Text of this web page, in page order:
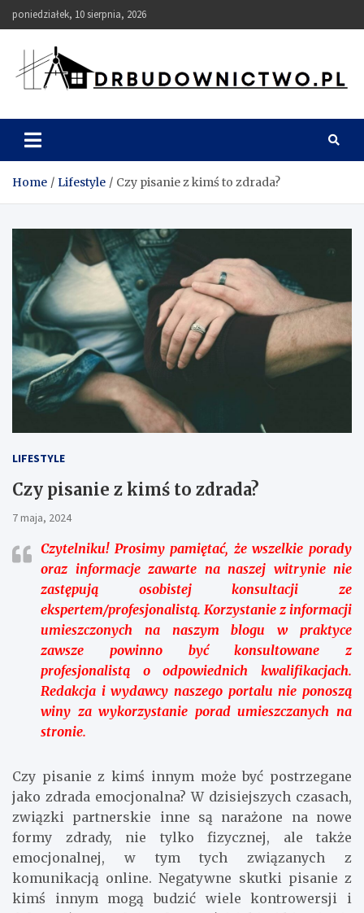
to
poniedziałek, 10 sierpnia, 2026
DRbudownictwo
Home Lifestyle Czy pisanie z kimś to zdrada?
LIFESTYLE
Czy pisanie z kimś to zdrada?
7 maja, 2024
Czytelniku!Prosimy pamiętać, że wszelkie porady
oraz informacje zawarte na naszej witrynie nie
zastępują osobistej konsultacji ze
ekspertem/profesjonalistą. Korzystanie z informacji
umieszczonych na naszym blogu w praktyce
zawsze powinno być konsultowane z
profesjonalistą o odpowiednich kwalifikacjach.
Redakcja i wydawcy naszego portalu nie ponoszą
winy za wykorzystanie porad umieszczanych na
stronie.
Czy pisanie z kimś innym może być postrzegane
jako zdrada emocjonalna? W dzisiejszych czasach,
związki partnerskie inne są narażone na nowe
formy zdrady, nie tylko fizycznej, ale także
emocjonalnej, w tym tych związanych z
komunikacją online. Negatywne skutki pisanie z
kimś innym mogą budzić wiele kontrowersji i